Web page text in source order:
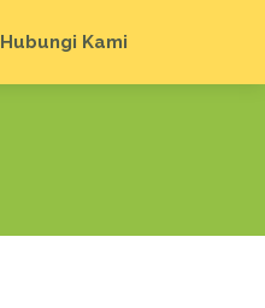
Hubungi Kami